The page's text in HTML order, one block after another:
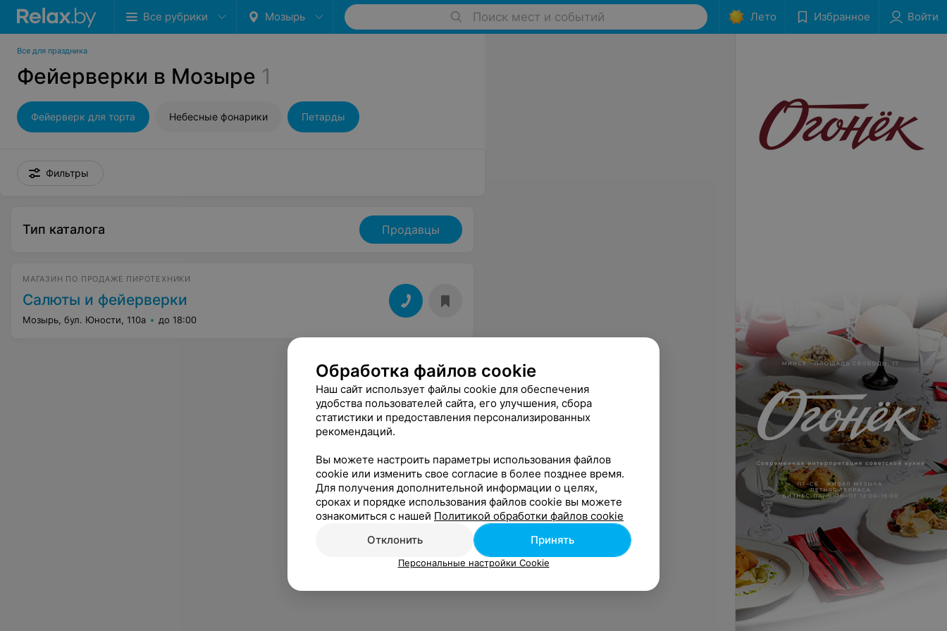
Все рубрики Мозырь Поиск мест и событий Лето Избранное Войти
Все для праздника
Фейерверки в Мозыре 1
Фейерверк для торта Небесные фонарики Петарды
Фильтры
Тип каталога Продавцы
МАГАЗИН ПО ПРОДАЖЕ ПИРОТЕХНИКИ
Салюты и фейерверки
Мозырь, бул. Юности, 110а до 18:00
Обработка файлов cookie
Наш сайт использует файлы cookie для обеспечения
удобства пользователей сайта, его улучшения, сбора
статистики и предоставления персонализированных
рекомендаций.
Вы можете настроить параметры использования файлов
cookie или изменить свое согласие в более позднее время.
Для получения дополнительной информации о целях,
сроках и порядке использования файлов cookie вы можете
ознакомиться с нашей Политикой обработки файлов cookie
Отклонить
Принять
Персональные настройки Cookie